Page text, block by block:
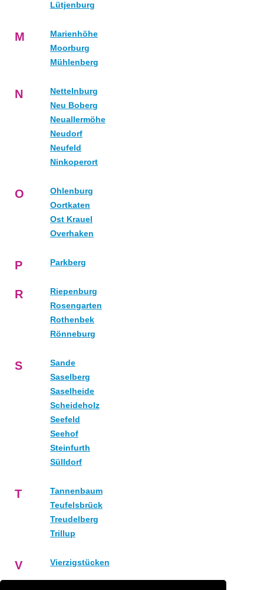
Lütjenburg
M
Marienhöhe
Moorburg
Mühlenberg
N
Nettelnburg
Neu Boberg
Neuallermöhe
Neudorf
Neufeld
Ninkoperort
O
Ohlenburg
Oortkaten
Ost Krauel
Overhaken
P Parkberg
R
Riepenburg
Rosengarten
Rothenbek
Rönneburg
S
Sande
Saselberg
Saselheide
Scheideholz
Seefeld
Seehof
Steinfurth
Sülldorf
T
Tannenbaum
Teufelsbrück
Treudelberg
Trillup
V Vierzigstücken